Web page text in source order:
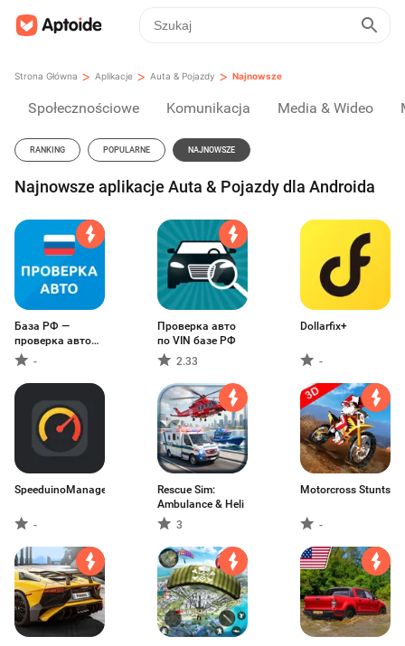
Strona Główna > Aplikacje > Auta & Pojazdy > Najnowsze
Społecznościowe Komunikacja Media & Wideo
RANKING POPULARNE NAJNOWSZE
Najnowsze aplikacje Auta & Pojazdy dla Androida
База РФ —
проверка авто
по VIN
-
Проверка авто
по VIN базе РФ
2.33
Dollarfix+
-
SpeeduinoManager
-
Rescue Sim:
Ambulance & Heli
3
Motorcross Stunts
-